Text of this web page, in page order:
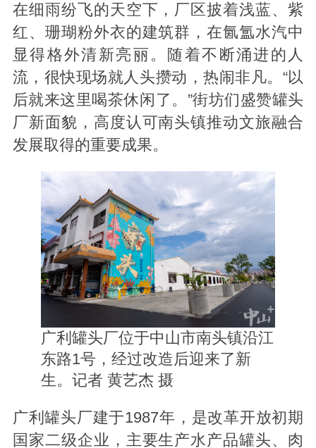
在细雨纷飞的天空下，厂区披着浅蓝、紫
红、珊瑚粉外衣的建筑群，在氤氲水汽中
显得格外清新亮丽。随着不断涌进的人
流，很快现场就人头攒动，热闹非凡。“以
后就来这里喝茶休闲了。”街坊们盛赞罐头
厂新面貌，高度认可南头镇推动文旅融合
发展取得的重要成果。
广利罐头厂位于中山市南头镇沿江
东路1号，经过改造后迎来了新
生。记者 黄艺杰 摄
广利罐头厂建于1987年，是改革开放初期
国家二级企业，主要生产水产品罐头、肉